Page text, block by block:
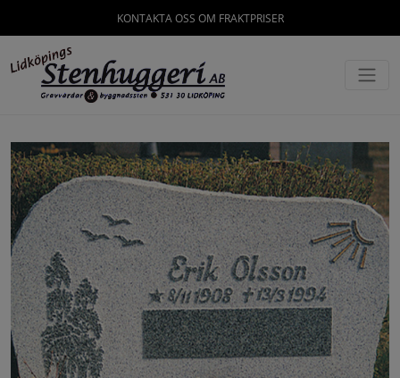
KONTAKTA OSS OM FRAKTPRISER